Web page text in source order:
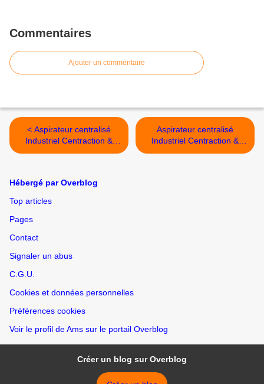
Commentaires
Ajouter un commentaire
< Aspirateur centralisé
Industriel Centraction &
Aspi-Deco
Aspirateur centralisé
Industriel Centraction &
Aspi-Deco >
Hébergé par Overblog
Top articles
Pages
Contact
Signaler un abus
C.G.U.
Cookies et données personnelles
Préférences cookies
Voir le profil de Ams sur le portail Overblog
Créer un blog sur Overblog